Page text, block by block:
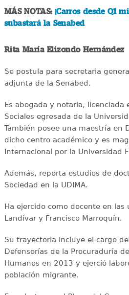
MÁS NOTAS: ¡Carros desde Q1
subastará la Senabed
Rita María Elizondo Hernández
Se postula para secretaria
adjunta de la Senabed.
Es abogada y notaria, licenciada
Sociales egresada de la
También posee una maestría en
dicho centro académico y es
Internacional por la Universidad
Además, reporta estudios de
Sociedad en la UDIMA.
Ha ejercido como docente en las
Landívar y Francisco Marroquín.
Su trayectoria incluye el cargo
Defensorías de la Procuraduría
Humanos en 2013 y ejerció
población migrante.